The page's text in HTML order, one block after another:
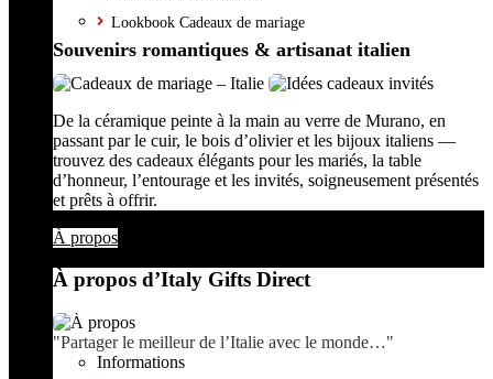
Lookbook Cadeaux de mariage
Souvenirs romantiques & artisanat italien
De la céramique peinte à la main au verre de Murano, en
passant par le cuir, le bois d’olivier et les bijoux italiens —
trouvez des cadeaux élégants pour les mariés, la table
d’honneur, l’entourage et les invités, soigneusement présentés
et prêts à offrir.
À propos
À propos d’Italy Gifts Direct
"Partager le meilleur de l’Italie avec le monde…"
Informations